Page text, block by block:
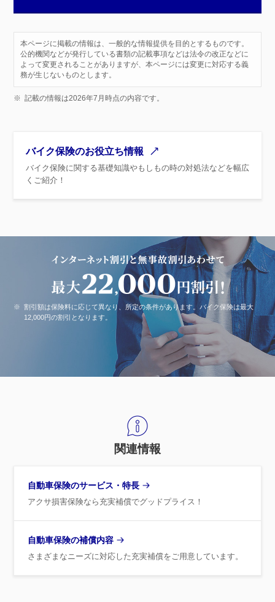
本ページに掲載の情報は、一般的な情報提供を目的とするものです。
公的機関などが発行している書類の記載事項などは法令の改正などに
よって変更されることがありますが、本ページには変更に対応する義
務が生じないものとします。
※ 記載の情報は2026年7月時点の内容です。
バイク保険のお役立ち情報
バイク保険に関する基礎知識やもしもの時の対処法などを幅広
くご紹介！
※ 割引額は保険料に応じて異なり、所定の条件があります。バイク保険は最大
12,000円の割引となります。
関連情報
自動車保険のサービス・特長
アクサ損害保険なら充実補償でグッドプライス！
自動車保険の補償内容
さまざまなニーズに対応した充実補償をご用意しています。